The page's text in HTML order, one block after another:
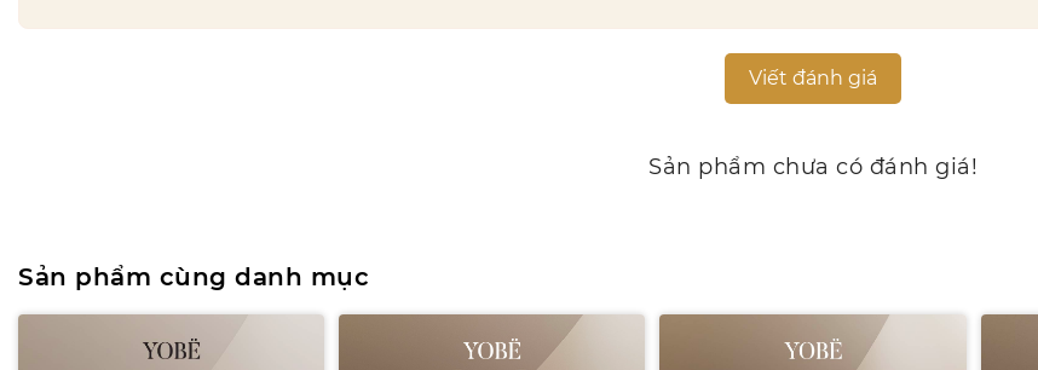
Viết đánh giá
Sản phẩm chưa có đánh giá!
Sản phẩm cùng danh mục